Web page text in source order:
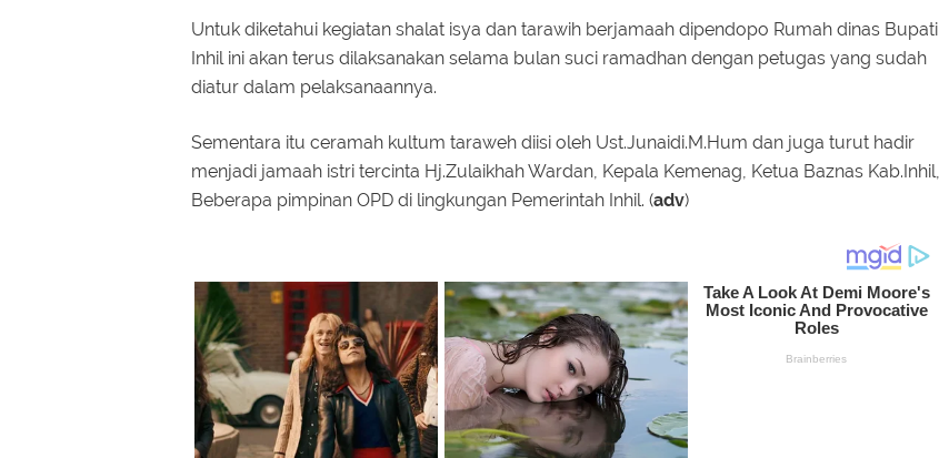
Untuk diketahui kegiatan shalat isya dan tarawih berjamaah dipendopo Rumah dinas Bupati
Inhil ini akan terus dilaksanakan selama bulan suci ramadhan dengan petugas yang sudah
diatur dalam pelaksanaannya.
Sementara itu ceramah kultum taraweh diisi oleh Ust.Junaidi.M.Hum dan juga turut hadir
menjadi jamaah istri tercinta Hj.Zulaikhah Wardan, Kepala Kemenag, Ketua Baznas Kab.Inhil,
Beberapa pimpinan OPD di lingkungan Pemerintah Inhil. (adv)